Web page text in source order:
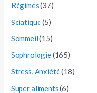
Régimes (37)
Sciatique(5)
Sommeil (15)
Sophrologie(165)
Stress, Anxiété(18)
Super aliments (6)